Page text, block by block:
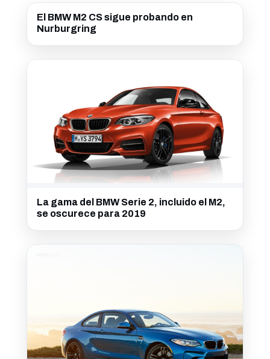
El BMW M2 CS sigue probando en
Nurburgring
La gama del BMW Serie 2, incluido el M2,
se oscurece para 2019